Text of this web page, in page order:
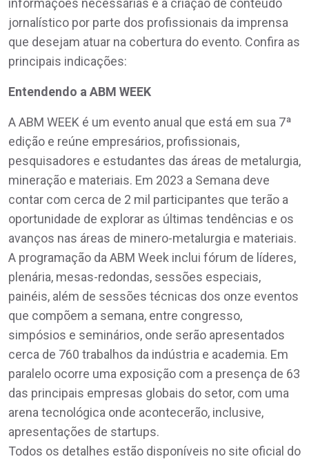
informações necessárias e a criação de conteúdo
jornalístico por parte dos profissionais da imprensa
que desejam atuar na cobertura do evento. Confira as
principais indicações:
Entendendo a ABM WEEK
A ABM WEEK é um evento anual que está em sua 7ª
edição e reúne empresários, profissionais,
pesquisadores e estudantes das áreas de metalurgia,
mineração e materiais. Em 2023 a Semana deve
contar com cerca de 2 mil participantes que terão a
oportunidade de explorar as últimas tendências e os
avanços nas áreas de minero-metalurgia e materiais.
A programação da ABM Week inclui fórum de líderes,
plenária, mesas-redondas, sessões especiais,
painéis, além de sessões técnicas dos onze eventos
que compõem a semana, entre congresso,
simpósios e seminários, onde serão apresentados
cerca de 760 trabalhos da indústria e academia. Em
paralelo ocorre uma exposição com a presença de 63
das principais empresas globais do setor, com uma
arena tecnológica onde acontecerão, inclusive,
apresentações de startups.
Todos os detalhes estão disponíveis no site oficial do